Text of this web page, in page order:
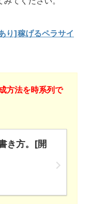
り]稼げるペラサイ
方法を時系列で
き方。[開